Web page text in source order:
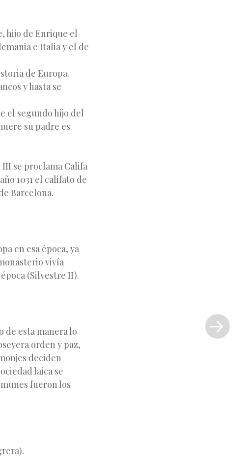
hijo de Enrique el
e Italia y el de
de Europa.
y hasta se
el segundo hijo del
su padre es
se proclama Califa
1031 el califato de
Barcelona.
en esa época, ya
vivía
(Silvestre II).
de esta manera lo
orden y paz,
deciden
laica se
fueron los
entrada